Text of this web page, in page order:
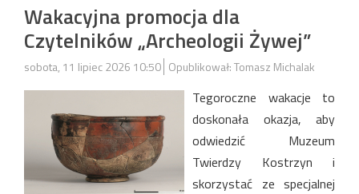
Wakacyjna promocja dla
Czytelników „Archeologii Żywej”
sobota, 11 lipiec 2026 10:50 Opublikował: Tomasz Michalak
Tegoroczne wakacje to
doskonała okazja, aby
odwiedzić Muzeum
Twierdzy Kostrzyn i
skorzystać ze specjalnej